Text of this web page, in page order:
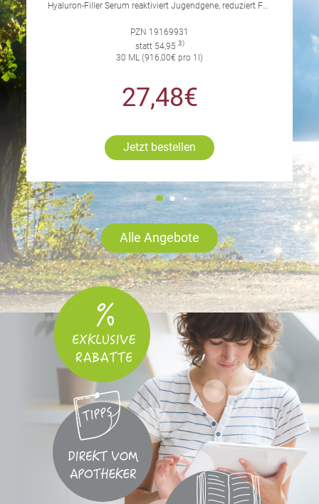
Hyaluron-Filler Serum reaktiviert Jugendgene, reduziert Falten und feine Linien, spendet intensive Feuchtigkeit und strafft die Gesichtskonturen.
PZN 19169931
statt 54,95 3)
30 ML (916,00€ pro 1l)
27,48€
Jetzt bestellen
Alle Angebote